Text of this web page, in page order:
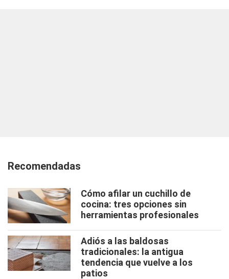
Recomendadas
Cómo afilar un cuchillo de
cocina: tres opciones sin
herramientas profesionales
Adiós a las baldosas
tradicionales: la antigua
tendencia que vuelve a los
patios